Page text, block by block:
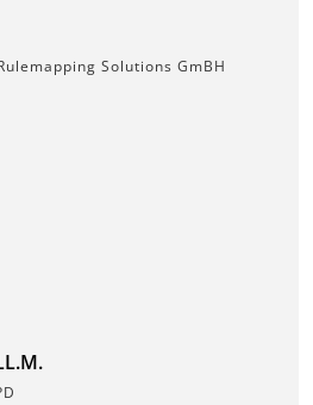
Solutions GmBH